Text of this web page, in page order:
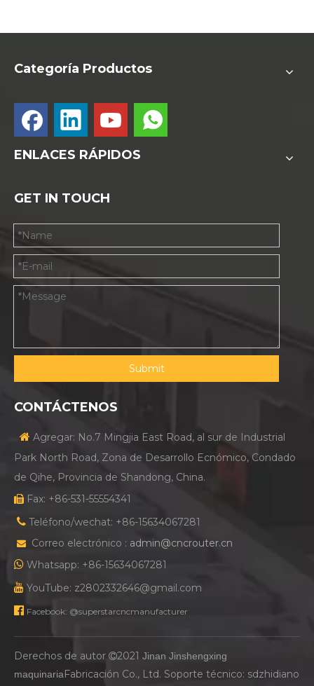
Categoría Productos
ENLACES RÁPIDOS
GET IN TOUCH
Submit
CONTÁCTENOS
 Agregar: No.7 Mingjia East Road, al sur de Industrial
Park North Road, Zona de Desarrollo Ecnómico, Condado
de Qihe, Provincia de Shandong, China.
 Fax: +86-531-55554341
 Teléfono/wechat: +86-15634067281
 Correo electrónico : admin@cncrouter.cn
 Whatsapp: +86-15634067281
 YouTube: z2802332646@gmail.com
 Facebook: @superstarcncmanufacturer
Derechos de autor 2021 Jinan Jinshengxing
maquinariaFabricación Co., Ltd. Soporte técnico: sdzhidiano